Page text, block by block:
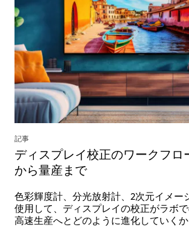
記事
ディスプレイ校正のワークフロ
から量産まで
色彩輝度計、分光放射計、2次元イメー
使用して、ディスプレイの校正がラボ
高速生産へとどのように進化していくか